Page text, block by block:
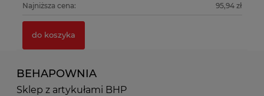
Najniższa cena: 95,94 zł
do koszyka
BEHAPOWNIA
Sklep z artykułami BHP